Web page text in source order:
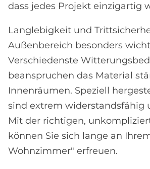
dass jedes Projekt einzigartig
Langlebigkeit und
Außenbereich besonders
Verschiedenste
beanspruchen das Material
Innenräumen. Speziell
sind extrem widerstandsfähig
Mit der richtigen,
können Sie sich lange an
Wohnzimmer" erfreuen.